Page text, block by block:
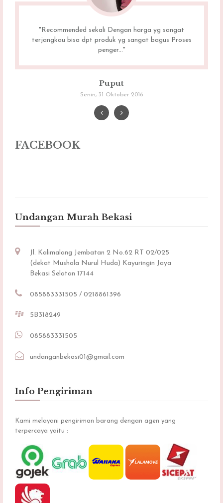
"Recommended sekali Dengan harga yg sangat
terjangkau bisa dpt produk yg sangat bagus Proses
penger..."
Puput
Senin, 31 Oktober 2016
FACEBOOK
Undangan Murah Bekasi
Jl. Kalimalang Jembatan 2 No.62 RT 02/025
(dekat Mushola Nurul Huda) Kayuringin Jaya
Bekasi Selatan 17144
085883331505 / 0218861396
5B318249
085883331505
undanganbekasi01@gmail.com
Info Pengiriman
Kami melayani pengiriman barang dengan agen yang
terpercaya yaitu :